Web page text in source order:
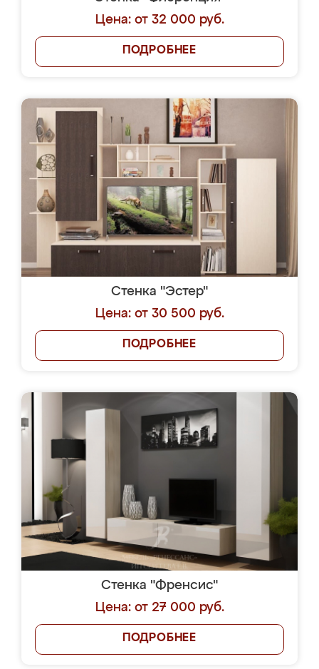
Цена: от 32 000 руб.
ПОДРОБНЕЕ
Стенка "Эстер"
Цена: от 30 500 руб.
ПОДРОБНЕЕ
Стенка "Френсис"
Цена: от 27 000 руб.
ПОДРОБНЕЕ